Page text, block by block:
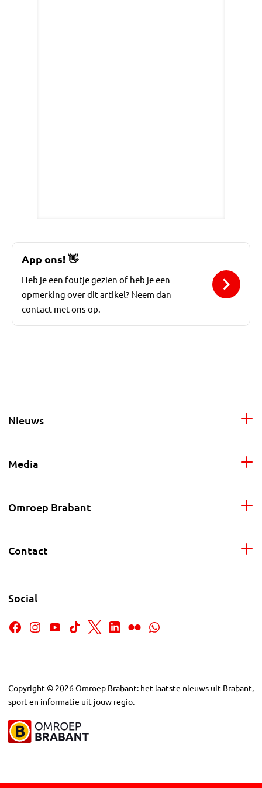
App ons!👋
Heb je een foutje gezien of heb je een
opmerking over dit artikel? Neem dan
contact met ons op.
Nieuws
Media
Omroep Brabant
Contact
Social
Copyright © 2026Omroep Brabant: het laatste nieuws uit Brabant,
sport en informatie uit jouw regio.